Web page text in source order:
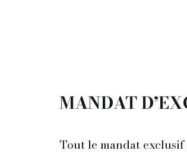
MANDAT
Tout le mandat exclusif